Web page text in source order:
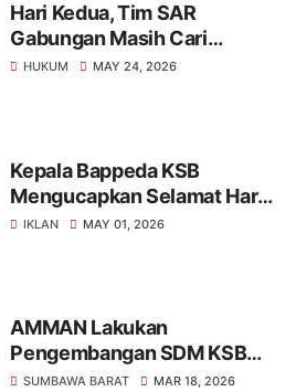
Hari Kedua, Tim SAR
Gabungan Masih Cari
Nelayan Lansia yang Hilang
HUKUM MAY 24, 2026
Kepala Bappeda KSB
Mengucapkan Selamat Hari
Pendidikan Nasional 2026
IKLAN MAY 01, 2026
AMMAN Lakukan
Pengembangan SDM KSB
Melalui Program Beasiswa
SUMBAWA BARAT MAR 18, 2026